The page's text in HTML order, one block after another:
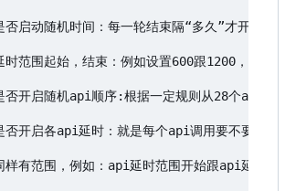
启动随机时间：每一轮结束隔“多久”才开始下
范围起始，结束：例如设置600跟1200，则“
开启随机api顺序:根据一定规则从28个api抽
开启各api延时：就是每个api调用要不要停一
有范围，例如：api延时范围开始跟api延时